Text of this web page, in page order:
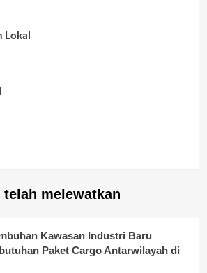
Lokal
Banyuasin
melewatkan
Kawasan Industri Baru
Paket Cargo Antarwilayah di